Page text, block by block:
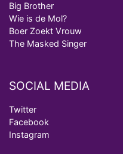
Big Brother
Wie is de Mol?
Boer Zoekt Vrouw
The Masked Singer
SOCIAL MEDIA
Twitter
Facebook
Instagram